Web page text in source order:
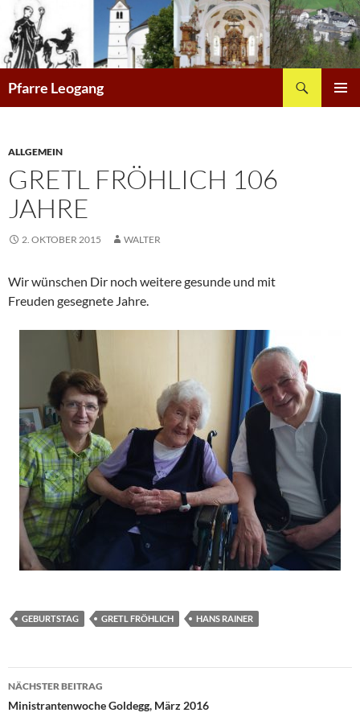
Zum
Inhalt
springen
Pfarre Leogang
ALLGEMEIN
GRETL FRÖHLICH 106
JAHRE
2. OKTOBER 2015 WALTER
Wir wünschen Dir noch weitere gesunde und mit
Freuden gesegnete Jahre.
GEBURTSTAG GRETL FRÖHLICH HANS RAINER
Beitragsnavigation
NÄCHSTER BEITRAG
Ministrantenwoche Goldegg, März 2016